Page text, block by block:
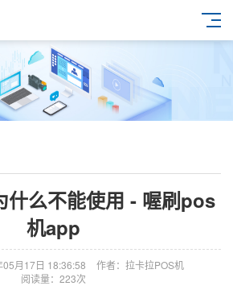
什么不能使用 - 喔刷pos
机app
月17日 18:36:58
作者：拉卡拉POS机
阅读量：223次